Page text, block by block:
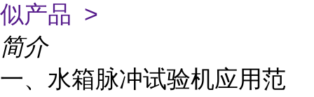
似产品 >
简介
一、水箱脉冲试验机应用范